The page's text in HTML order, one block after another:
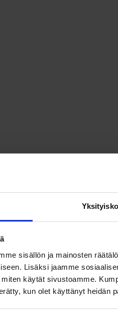
sisällön ja mainosten
Lisäksi jaamme
käytät sivustoamme.
kun olet käyttänyt heidän